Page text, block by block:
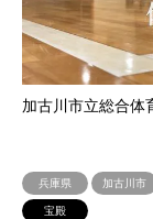
加古川市立総合体
兵庫県 加古川市
宝殿